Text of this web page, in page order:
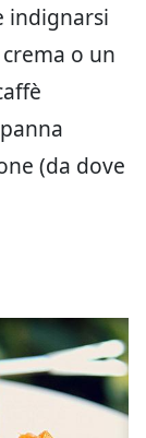
indignarsi
o un
(da dove